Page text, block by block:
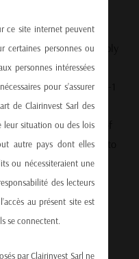
pharmaceutical supply
highs, driven by
for blockbuster GLP-1
insulin analogs. In
$36 billion worth of
by air from Ireland to
more than double last
Boom Fueled by [...]
ce site internet peuvent
certaines personnes ou
personnes intéressées
pour s’assurer
de Clairinvest Sarl des
leur situation ou des lois
autre pays dont elles
ou nécessiteraient une
des lecteurs
au présent site est
se connectent.
par Clairinvest Sarl ne